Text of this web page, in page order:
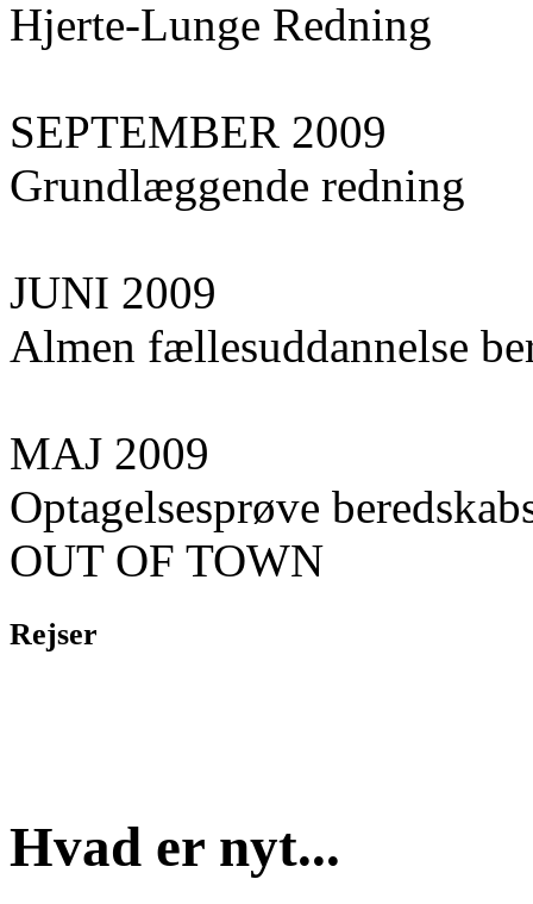
Hjerte-Lunge Redning
SEPTEMBER 2009
Grundlæggende redning
JUNI 2009
Almen fællesuddannelse
MAJ 2009
Optagelsesprøve
OUT OF TOWN
Rejser
Hvad er nyt...